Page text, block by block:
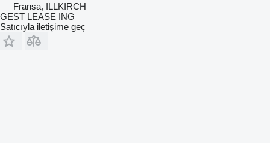
Fransa, ILLKIRCH
GEST LEASE ING
Satıcıyla iletişime geç